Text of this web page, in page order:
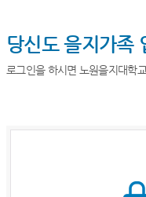
당신도 을지가족
로그인을 하시면 노원을지대학